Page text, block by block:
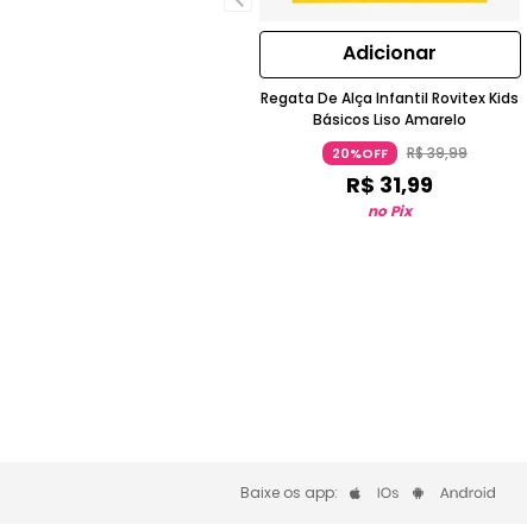
Adicionar
Regata De Alça Infantil Rovitex Kids
Básicos Liso Amarelo
20%OFF R$39,99
R$ 31,99
no Pix
Baixe os app: